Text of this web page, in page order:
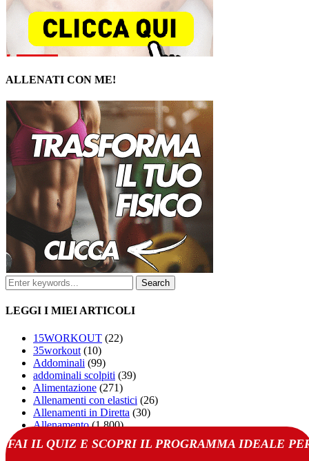
ALLENATI CON ME!
LEGGI I MIEI ARTICOLI
15WORKOUT (22)
35workout (10)
Addominali (99)
addominali scolpiti (39)
Alimentazione (271)
Allenamenti con elastici (26)
Allenamenti in Diretta (30)
Allenamento(1.800)
Allenamento aerobico(16)
Allenamento Braccia(9)
FAI IL QUIZ E SCOPRI IL PROGRAMMA IDEALE